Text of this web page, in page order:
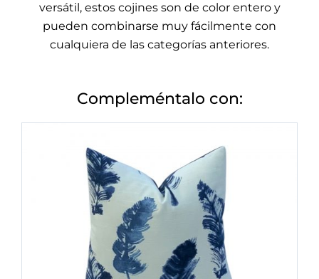
versátil, estos cojines son de color entero y
pueden combinarse muy fácilmente con
cualquiera de las categorías anteriores.
Compleméntalo con: